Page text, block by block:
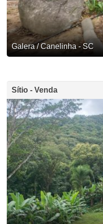
Galera / Canelinha - SC
Sítio - Venda